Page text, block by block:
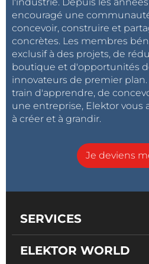
EG
Ce que vous présentez
couplage capacitif : brevet
http://www.murata.com/
/index.html
transmission de puissance et
contact. Très intéressant
A propos de "Transmission
résonance de courant
l'industrie. Depuis les
encouragé une
concevoir, construire et
concrètes. Les membres
exclusif à des projets, de
boutique et d'opportunités
innovateurs de premier plan.
train d'apprendre, de
une entreprise, Elektor vous
à créer et à grandir.
Je deviens
SERVICES
ELEKTOR WORLD